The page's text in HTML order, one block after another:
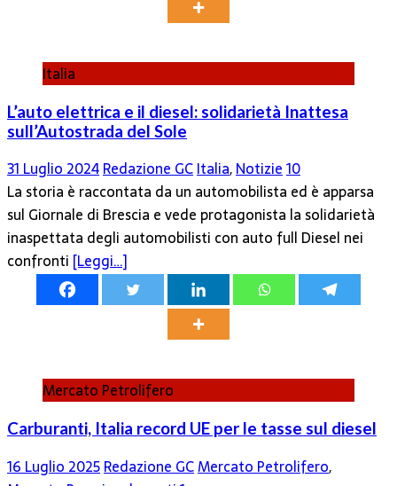
Italia
L’auto elettrica e il diesel: solidarietà Inattesa
sull’Autostrada del Sole
31 Luglio 2024Redazione GCItalia,Notizie10
La storia è raccontata da un automobilista ed è apparsa
sul Giornale di Brescia e vede protagonista la solidarietà
inaspettata degli automobilisti con auto full Diesel nei
confronti [Leggi…]
Mercato Petrolifero
Carburanti, Italia record UE per le tasse sul diesel
16 Luglio 2025Redazione GCMercato Petrolifero,